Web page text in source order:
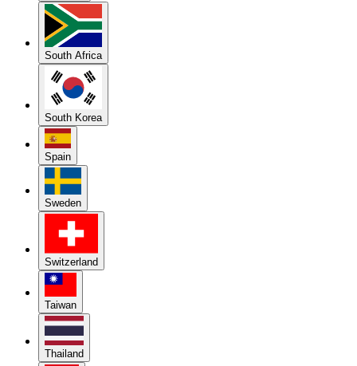
South Africa
South Korea
Spain
Sweden
Switzerland
Taiwan
Thailand